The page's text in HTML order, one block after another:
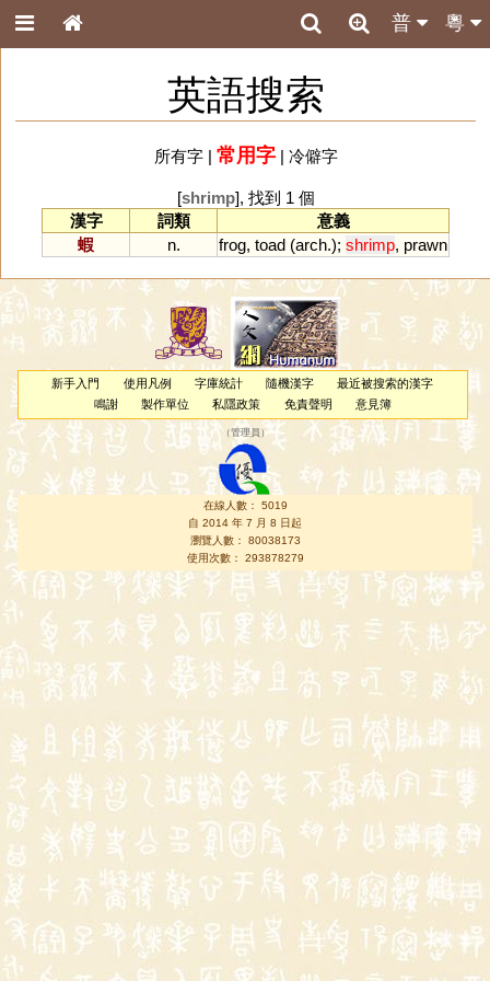
粵
普
英語搜索
所有字| 常用字| 冷僻字
[shrimp], 找到 1 個
漢字
詞類
意義
蝦
n. frog, toad (arch.); shrimp, prawn
新手入門 使用凡例 字庫統計 隨機漢字
最近被搜索的漢字
鳴謝
製作單位 私隱政策 免責聲明 意見簿
（管理員 ）
在線人數： 5019
自 2014 年 7 月 8 日起
瀏覽人數： 80038173
使用次數： 293878279